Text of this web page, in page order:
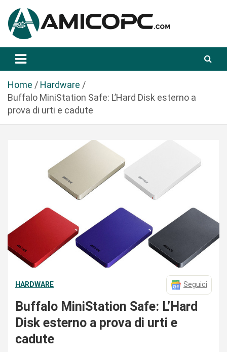
a
Amicopc.com
Home
Hardware
Buffalo MiniStation Safe: L’Hard Disk esterno a
prova di urti e cadute
HARDWARE Seguici
Buffalo MiniStation Safe: L’Hard
Disk esterno a prova di urti e
cadute